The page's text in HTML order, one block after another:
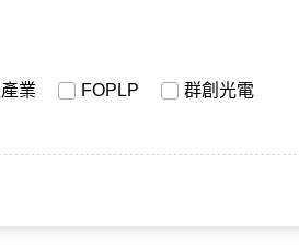
業 FOPLP 群創光電